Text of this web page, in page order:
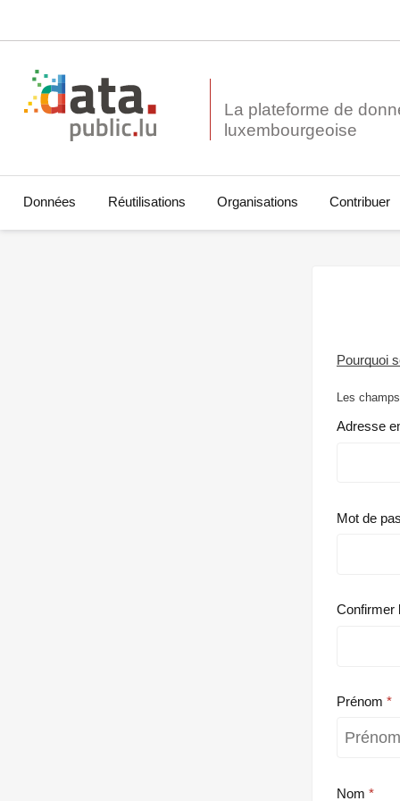
La plateforme de
Données Réutilisations Organisations Contribuer
Pourquoi
Les
Adresse
Mot de
Confirmer
Prénom
Nom